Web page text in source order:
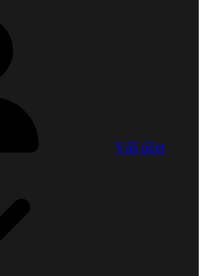
Váš účet